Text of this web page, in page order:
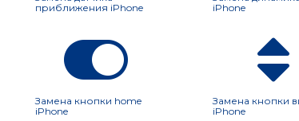
приближения iPhone
iPhone
Замена кнопки home
iPhone
Замена кнопки
iPhone